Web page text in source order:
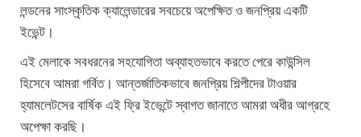
লন্ডনের সাংস্কৃতিক ক্যালেন্ডারের সবচেয়ে অপেক্ষিত ও জনপ্রিয় একটি
ইভেন্ট।
এই মেলাকে সবধরনের সহযোগিতা অব্যাহতভাবে করতে পেরে কাউন্সিল
হিসেবে আমরা গর্বিত। আন্তর্জাতিকভাবে জনপ্রিয় শিল্পীদের টাওয়ার
হ্যামলেটসের বার্ষিক এই ফ্রি ইভেন্টে স্বাগত জানাতে আমরা অধীর আগ্রহে
অপেক্ষা করছি।